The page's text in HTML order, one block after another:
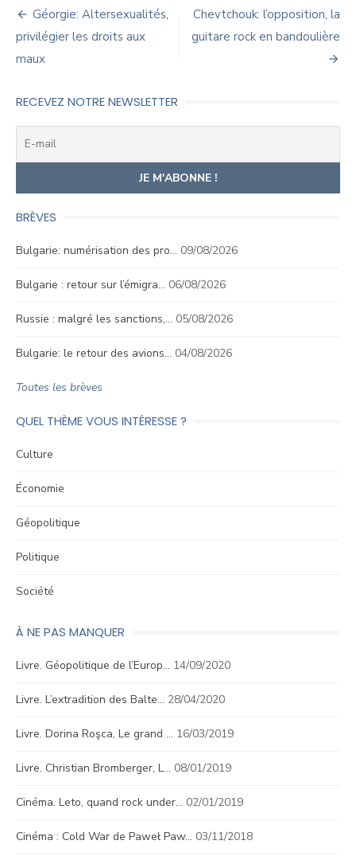
Navigation
de
l’article
Géorgie: Altersexualités,
privilégier les droits aux
maux
Chevtchouk: l’opposition, la
guitare rock en bandoulière
RECEVEZ NOTRE NEWSLETTER
BRÈVES
Bulgarie: numérisation des pro… 09/08/2026
Bulgarie : retour sur l’émigra… 06/08/2026
Russie : malgré les sanctions,… 05/08/2026
Bulgarie: le retour des avions… 04/08/2026
Toutes les brèves
QUEL THÈME VOUS INTÉRESSE ?
Culture
Économie
Géopolitique
Politique
Société
À NE PAS MANQUER
Livre. Géopolitique de l’Europ… 14/09/2020
Livre. L’extradition des Balte… 28/04/2020
Livre. Dorina Roşca, Le grand … 16/03/2019
Livre. Christian Bromberger, L… 08/01/2019
Cinéma. Leto, quand rock under… 02/01/2019
Cinéma : Cold War de Paweł Paw… 03/11/2018